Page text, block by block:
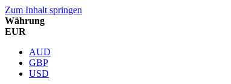
Zum Inhalt springen
Währung
EUR
AUD
GBP
USD